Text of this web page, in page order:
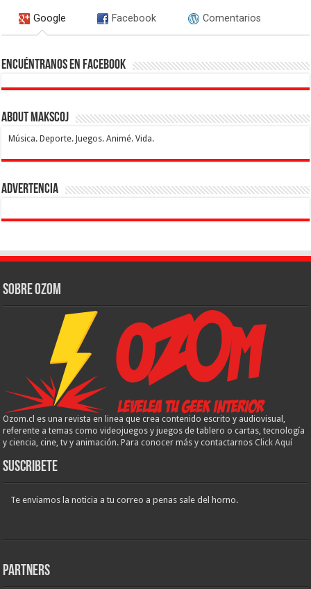
Google Facebook Comentarios
Encuéntranos en Facebook
About makscoj
Música. Deporte. Juegos. Animé. Vida.
Advertencia
Sobre Ozom
Ozom.cl es una revista en linea que crea contenido escrito y audiovisual,
referente a temas como videojuegos y juegos de tablero o cartas, tecnología
y ciencia, cine, tv y animación. Para conocer más y contactarnos Click Aquí
Suscribete
Te enviamos la noticia a tu correo a penas sale del horno.
Partners